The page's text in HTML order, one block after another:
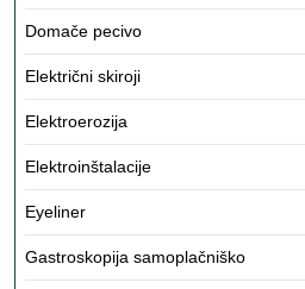
Domače pecivo
Električni skiroji
Elektroerozija
Elektroinštalacije
Eyeliner
Gastroskopija samoplačniško